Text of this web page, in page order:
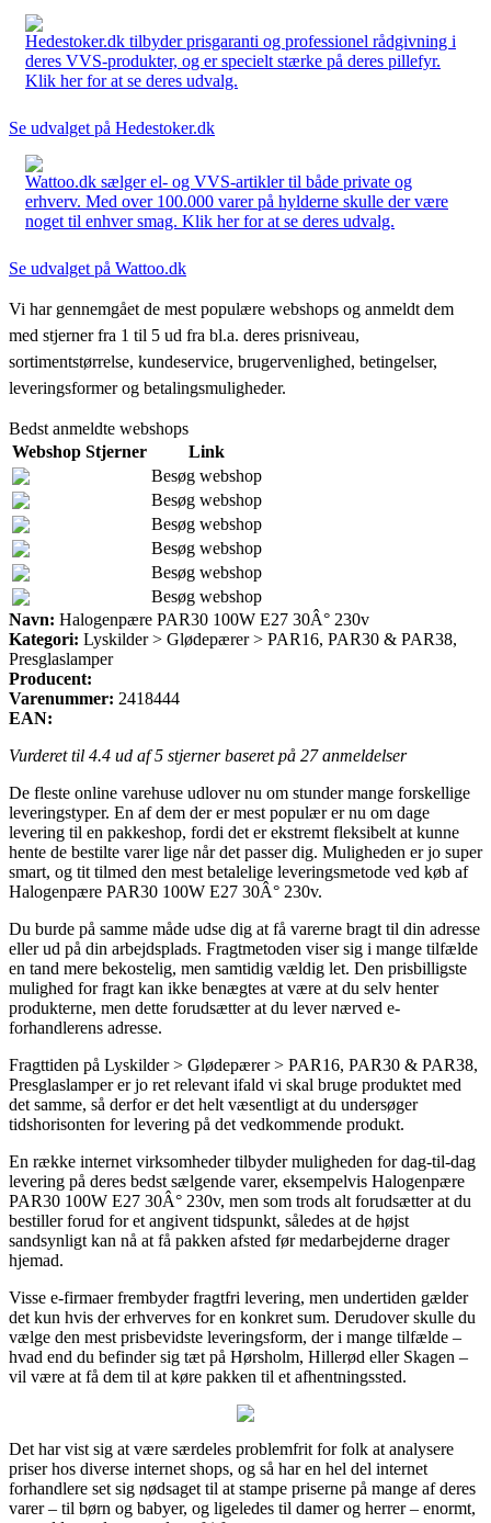
Hedestoker.dk tilbyder prisgaranti og professionel rådgivning i
deres VVS-produkter, og er specielt stærke på deres pillefyr.
Klik her for at se deres udvalg.
Se udvalget på Hedestoker.dk
Wattoo.dk sælger el- og VVS-artikler til både private og
erhverv. Med over 100.000 varer på hylderne skulle der være
noget til enhver smag. Klik her for at se deres udvalg.
Se udvalget på Wattoo.dk
Vi har gennemgået de mest populære webshops og anmeldt dem
med stjerner fra 1 til 5 ud fra bl.a. deres prisniveau,
sortimentstørrelse, kundeservice, brugervenlighed, betingelser,
leveringsformer og betalingsmuligheder.
Bedst anmeldte webshops
Webshop Stjerner
Link
Besøg webshop
Besøg webshop
Besøg webshop
Besøg webshop
Besøg webshop
Besøg webshop
Navn: Halogenpære PAR30 100W E27 30Â° 230v
Kategori: Lyskilder > Glødepærer > PAR16, PAR30 & PAR38,
Presglaslamper
Producent:
Varenummer: 2418444
EAN:
Vurderet til 4.4 ud af 5 stjerner baseret på 27anmeldelser
De fleste online varehuse udlover nu om stunder mange forskellige
leveringstyper. En af dem der er mest populær er nu om dage
levering til en pakkeshop, fordi det er ekstremt fleksibelt at kunne
hente de bestilte varer lige når det passer dig. Muligheden er jo super
smart, og tit tilmed den mest betalelige leveringsmetode ved køb af
Halogenpære PAR30 100W E27 30Â° 230v.
Du burde på samme måde udse dig at få varerne bragt til din adresse
eller ud på din arbejdsplads. Fragtmetoden viser sig i mange tilfælde
en tand mere bekostelig, men samtidig vældig let. Den prisbilligste
mulighed for fragt kan ikke benægtes at være at du selv henter
produkterne, men dette forudsætter at du lever nærved e-
forhandlerens adresse.
Fragttiden på Lyskilder > Glødepærer > PAR16, PAR30 & PAR38,
Presglaslamper er jo ret relevant ifald vi skal bruge produktet med
det samme, så derfor er det helt væsentligt at du undersøger
tidshorisonten for levering på det vedkommende produkt.
En række internet virksomheder tilbyder muligheden for dag-til-dag
levering på deres bedst sælgende varer, eksempelvis Halogenpære
PAR30 100W E27 30Â° 230v, men som trods alt forudsætter at du
bestiller forud for et angivent tidspunkt, således at de højst
sandsynligt kan nå at få pakken afsted før medarbejderne drager
hjemad.
Visse e-firmaer frembyder fragtfri levering, men undertiden gælder
det kun hvis der erhverves for en konkret sum. Derudover skulle du
vælge den mest prisbevidste leveringsform, der i mange tilfælde –
hvad end du befinder sig tæt på Hørsholm, Hillerød eller Skagen –
vil være at få dem til at køre pakken til et afhentningssted.
Det har vist sig at være særdeles problemfrit for folk at analysere
priser hos diverse internet shops, og så har en hel del internet
forhandlere set sig nødsaget til at stampe priserne på mange af deres
varer – til børn og babyer, og ligeledes til damer og herrer – enormt,